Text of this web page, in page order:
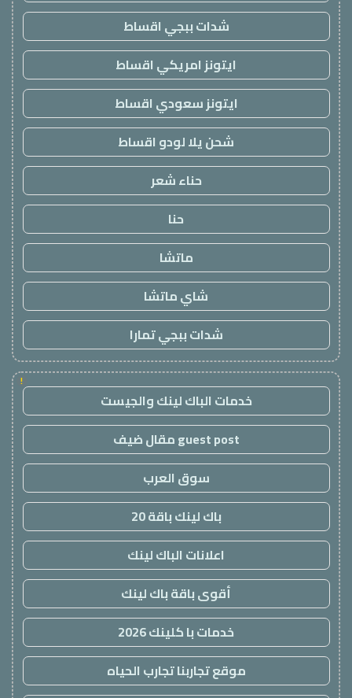
شدات ببجي اقساط
ايتونز امريكي اقساط
ايتونز سعودي اقساط
شحن يلا لودو اقساط
حناء شعر
حنا
ماتشا
شاي ماتشا
شدات ببجي تمارا
!
خدمات الباك لينك والجيست
guest post مقال ضيف
سوق العرب
باك لينك باقة 20
اعلانات الباك لينك
أقوى باقة باك لينك
خدمات با كلينك 2026
موقع تجاربنا تجارب الحياه